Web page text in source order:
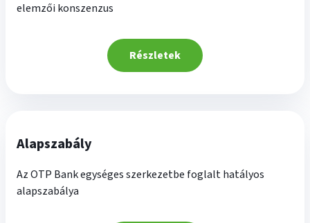
elemzői konszenzus
Részletek
Alapszabály
Az OTP Bank egységes szerkezetbe foglalt hatályos
alapszabálya